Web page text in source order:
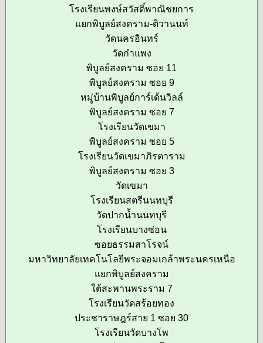
โรงเรียนพงษ์สวัสดิ์พาณิชยการ
แยกพิบูลย์สงคราม-ติวานนท์
วัดนครอินทร์
วัดกำแพง
พิบูลย์สงคราม ซอย 11
พิบูลย์สงคราม ซอย 9
หมู่บ้านพิบูลย์การ์เด้นวิลล์
พิบูลย์สงคราม ซอย 7
โรงเรียนวัดเขมา
พิบูลย์สงคราม ซอย 5
โรงเรียนวัดเขมาภิรตาราม
พิบูลย์สงคราม ซอย 3
วัดเขมา
โรงเรียนสตรีนนทบุรี
วัดปากน้ำนนทบุรี
โรงเรียนบางซ่อน
ซอยธรรมสาโรจน์
มหาวิทยาลัยเทคโนโลยีพระจอมเกล้าพระนครเหนือ
แยกพิบูลย์สงคราม
ใต้สะพานพระราม 7
โรงเรียนวัดสร้อยทอง
ประชาราษฎร์สาย 1 ซอย 30
โรงเรียนวัดบางโพ